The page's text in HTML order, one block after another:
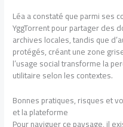
Léa a constaté que parmi ses
YggTorrent pour partager des
archives locales, tandis que
protégés, créant une zone
l’usage social transforme la
utilitaire selon les contextes.
Bonnes pratiques, risques et
et la plateforme